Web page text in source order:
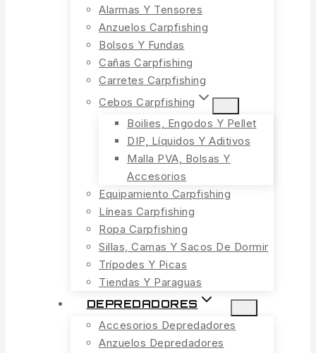
Alarmas Y Tensores
Anzuelos Carpfishing
Bolsos Y Fundas
Cañas Carpfishing
Carretes Carpfishing
Cebos Carpfishing
Boilies, Engodos Y Pellet
DIP, Líquidos Y Aditivos
Malla PVA, Bolsas Y
Accesorios
Equipamiento Carpfishing
Líneas Carpfishing
Ropa Carpfishing
Sillas, Camas Y Sacos De Dormir
Trípodes Y Picas
Tiendas Y Paraguas
DEPREDADORES
Accesorios Depredadores
Anzuelos Depredadores